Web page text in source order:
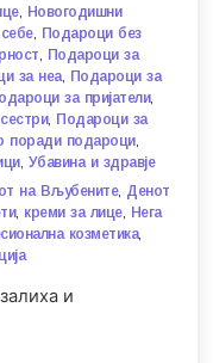
, Новогодишни
, Подароци без
, Подароци за
за неа, Подароци за
за пријатели,
, Подароци за
поради подароци,
, Убавина и здравје
на Вљубените, Денот
, креми за лице, Нега
козметика,
и